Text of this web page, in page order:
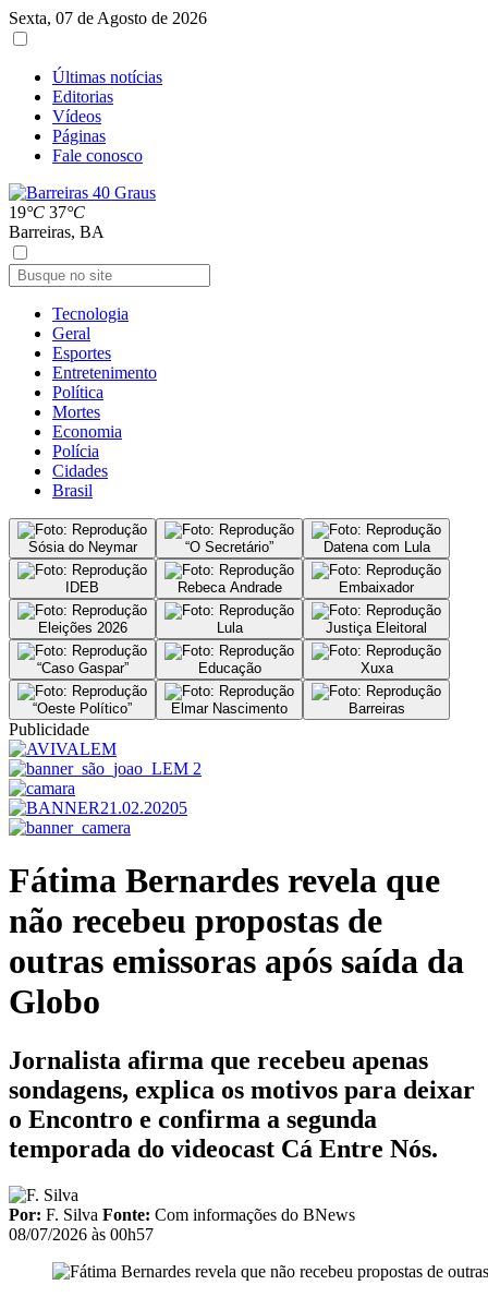
Sexta, 07 de Agosto de 2026
Últimas notícias
Editorias
Vídeos
Páginas
Fale conosco
19°C 37°C
Barreiras, BA
Tecnologia
Geral
Esportes
Entretenimento
Política
Mortes
Economia
Polícia
Cidades
Brasil
Sósia do Neymar “O Secretário” Datena com Lula
IDEB Rebeca Andrade Embaixador
Eleições 2026 Lula Justiça Eleitoral
“Caso Gaspar” Educação Xuxa
“Oeste Político” Elmar Nascimento Barreiras
Publicidade
Fátima Bernardes revela que
não recebeu propostas de
outras emissoras após saída da
Globo
Jornalista afirma que recebeu apenas
sondagens, explica os motivos para deixar
o Encontro e confirma a segunda
temporada do videocast Cá Entre Nós.
Por: F. Silva Fonte: Com informações do BNews
08/07/2026 às 00h57